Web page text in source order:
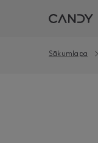
Sākumlapa